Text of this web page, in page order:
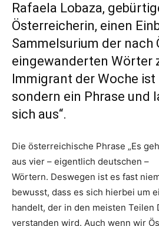
Rafaela Lobaza,
Österreicherin, einen
Sammelsurium der nach
eingewanderten Wörter
Immigrant der Woche ist
sondern ein Phrase und
sich aus“.
Die österreichische Phrase „Es
aus vier – eigentlich deutschen –
Wörtern. Deswegen ist es fast
bewusst, dass es sich hierbei um
handelt, der in den meisten Teilen
verstanden wird. Auch wenn wir